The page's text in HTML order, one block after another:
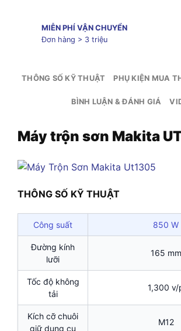
MIỄN PHÍ VẬN CHUYỂN
Đơn hàng > 3 triệu
THÔNG SỐ KỸ THUẬT PHỤ KIỆN MUA
BÌNH LUẬN & ĐÁNH GIÁ
Máy trộn sơn Makita
THÔNG SỐ KỸ THUẬT
Công suất 850 W
Đường kính
lưỡi
165 mm
Tốc độ không
tải
1,300 v/
Kích cỡ chuôi
giữ dụng cụ
M12